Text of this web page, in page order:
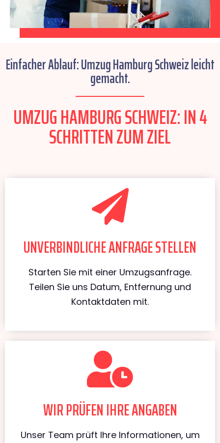
Einfacher Ablauf: Umzug Hamburg Schweiz leicht
gemacht.
UMZUG HAMBURG SCHWEIZ: IN 4
SCHRITTEN ZUM ZIEL
UNVERBINDLICHE ANFRAGE STELLEN
Starten Sie mit einer Umzugsanfrage.
Teilen Sie uns Datum, Entfernung und
Kontaktdaten mit.
WIR PRÜFEN IHRE ANGABEN
Unser Team prüft Ihre Informationen, um